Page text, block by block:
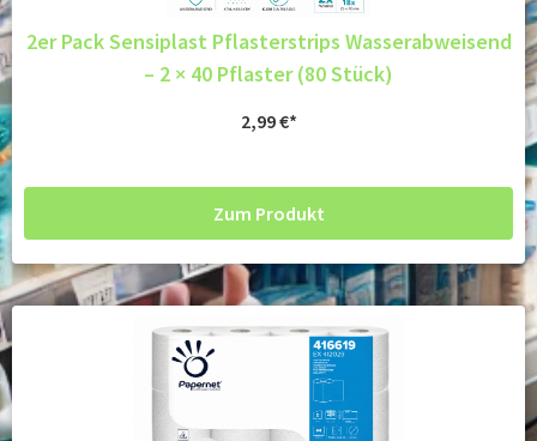
2er Pack Sensiplast Pflasterstrips Wasserabweisend
– 2 × 40 Pflaster (80 Stück)
2,99€
Zum Produkt